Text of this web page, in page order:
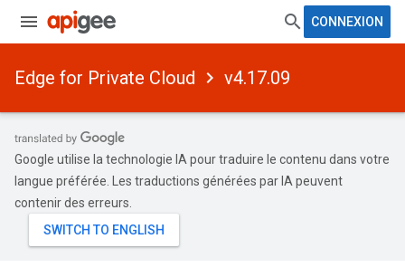
CONNEXION
Edge for Private Cloud v4.17.09
Google utilise la technologie IA pour traduire le contenu dans votre
langue préférée. Les traductions générées par IA peuvent
contenir des erreurs.